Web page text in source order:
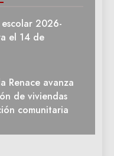
2026-
el 14 de
Renace avanza
de viviendas
comunitaria